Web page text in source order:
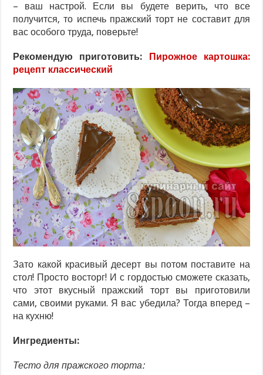
– ваш настрой. Если вы будете верить, что все
получится, то испечь пражский торт не составит для
вас особого труда, поверьте!
Рекомендую приготовить:
Пирожное картошка:
рецепт классический
Зато какой красивый десерт вы потом поставите на
стол! Просто восторг! И с гордостью сможете сказать,
что этот вкусный пражский торт вы приготовили
сами, своими руками. Я вас убедила? Тогда вперед –
на кухню!
Ингредиенты:
Тесто для пражского торта: